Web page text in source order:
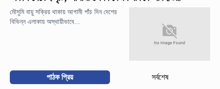
মৌসুমি বায়ু সক্রিয় থাকায় আগামী পাঁচ দিন দেশের
বিভিন্ন এলাকায় অস্থায়ীভাবে...
পাঠক প্রিয় সর্বশেষ